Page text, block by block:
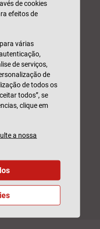
pela Política de
de cookies
efeitos de
várias
de serviços,
de
de todos os
todos”, se
clique em
a nossa